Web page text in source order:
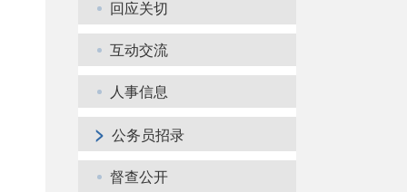
回应关切
互动交流
人事信息
> 公务员招录
督查公开